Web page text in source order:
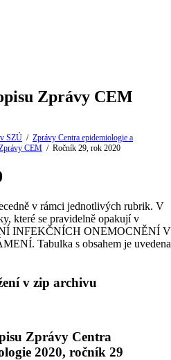
Zprávy CEM
SZÚ / Zprávy Centra epidemiologie a
CEM / Ročník 29, rok 2020
v rámci jednotlivých rubrik. V
které se pravidelně opakují v
INFEKČNÍCH ONEMOCNĚNÍ V
Tabulka s obsahem je uvedena
v zip archivu
Zprávy Centra
2020, ročník 29